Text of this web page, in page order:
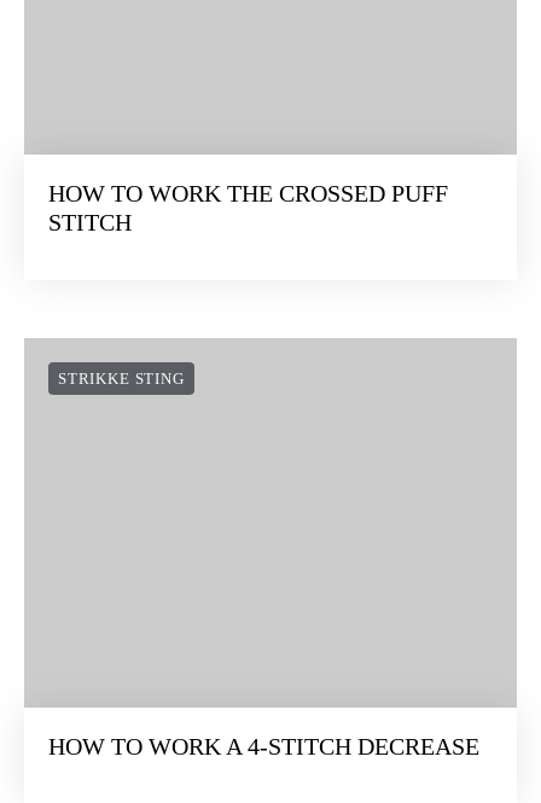
HOW TO WORK THE CROSSED PUFF
STITCH
STRIKKE STING
HOW TO WORK A 4-STITCH DECREASE